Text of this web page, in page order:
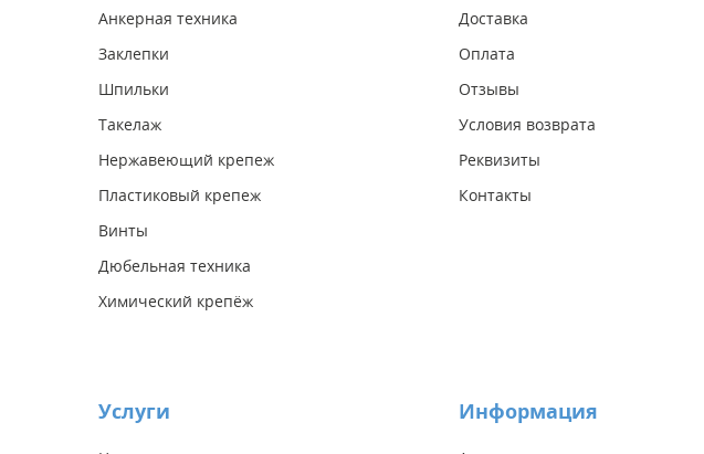
Анкерная техника
Заклепки
Шпильки
Такелаж
Нержавеющий крепеж
Пластиковый крепеж
Винты
Дюбельная техника
Химический крепёж
Услуги
Доставка
Оплата
Отзывы
Условия возврата
Реквизиты
Контакты
Информация